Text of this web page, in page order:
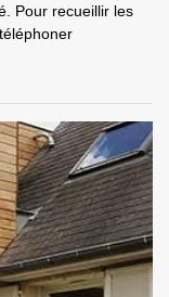
Pour recueillir les